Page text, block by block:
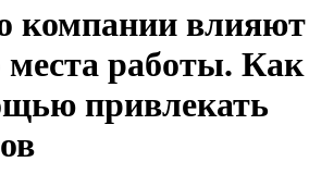
компании влияют
работы. Как
привлекать